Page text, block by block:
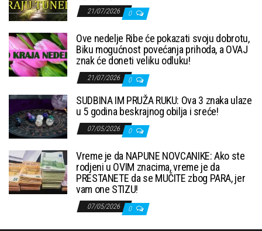
21/07/2026 0
Ove nedelje Ribe će pokazati svoju dobrotu,
Biku mogućnost povećanja prihoda, a OVAJ
znak će doneti veliku odluku!
21/07/2026 0
SUDBINA IM PRUŽA RUKU: Ova 3 znaka ulaze
u 5 godina beskrajnog obilja i sreće!
07/05/2026 0
Vreme je da NAPUNE NOVCANIKE: Ako ste
rodjeni u OVIM znacima, vreme je da
PRESTANETE da se MUČITE zbog PARA, jer
vam one STIZU!
07/05/2026 0